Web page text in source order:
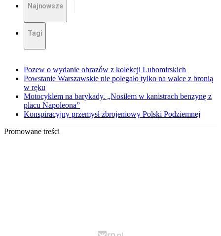
Najnowsze
Tagi
Pozew o wydanie obrazów z kolekcji Lubomirskich
Powstanie Warszawskie nie polegało tylko na walce z bronią
w ręku
Motocyklem na barykady. „Nosiłem w kanistrach benzynę z
placu Napoleona”
Konspiracyjny przemysł zbrojeniowy Polski Podziemnej
Promowane treści